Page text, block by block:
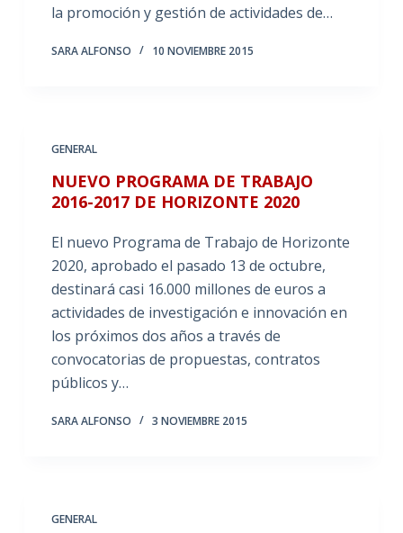
la promoción y gestión de actividades de…
SARA ALFONSO 10 NOVIEMBRE 2015
GENERAL
NUEVO PROGRAMA DE TRABAJO
2016-2017 DE HORIZONTE 2020
El nuevo Programa de Trabajo de Horizonte
2020, aprobado el pasado 13 de octubre,
destinará casi 16.000 millones de euros a
actividades de investigación e innovación en
los próximos dos años a través de
convocatorias de propuestas, contratos
públicos y…
SARA ALFONSO 3 NOVIEMBRE 2015
GENERAL